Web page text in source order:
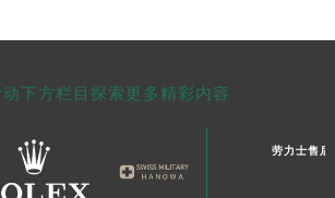
下方栏目探索更多精彩内容
劳力士售后